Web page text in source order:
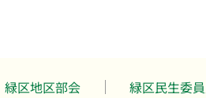
緑区地区部会 緑区民生委